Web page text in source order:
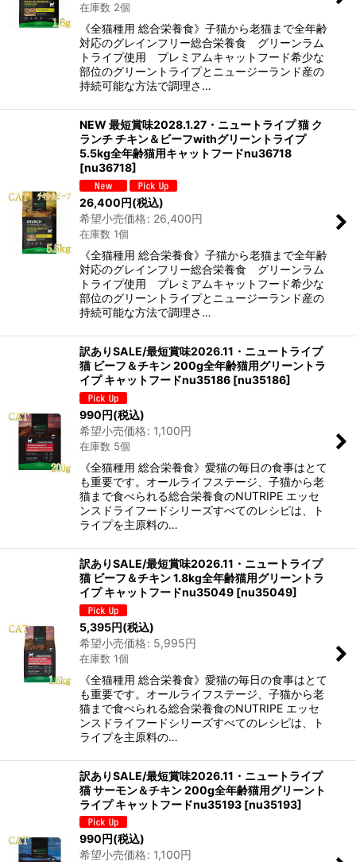
在庫数 2個
《全猫種用 総合栄養食》子猫から老猫まで全年齢
対応のグレインフリー総合栄養食 グリーンラム
トライプ使用 プレミアムキャットフード希少な
部位のグリーントライプとニュージーランド産の
持続可能な方法で調理さ…
NEW 最短賞味2028.1.27・ニュートライプ 猫 ク
ランチ チキン＆ビーフwithグリーントライプ
5.5kg全年齢猫用キャットフードnu36718
[nu36718]
26,400円(税込)
希望小売価格: 26,400円
在庫数 1個
《全猫種用 総合栄養食》子猫から老猫まで全年齢
対応のグレインフリー総合栄養食 グリーンラム
トライプ使用 プレミアムキャットフード希少な
部位のグリーントライプとニュージーランド産の
持続可能な方法で調理さ…
訳ありSALE/最短賞味2026.11・ニュートライプ
猫 ビーフ＆チキン 200g全年齢猫用グリーントラ
イプ キャットフードnu35186 [nu35186]
990円(税込)
希望小売価格: 1,100円
在庫数 5個
《全猫種用 総合栄養食》愛猫の毎日の食事はとて
も重要です。オールライフステージ、子猫から老
猫まで食べられる総合栄養食のNUTRIPE エッセ
ンスドライフードシリーズすべてのレシピは、ト
ライプを主原料の…
訳ありSALE/最短賞味2026.11・ニュートライプ
猫 ビーフ＆チキン 1.8kg全年齢猫用グリーントラ
イプ キャットフードnu35049 [nu35049]
5,395円(税込)
希望小売価格: 5,995円
在庫数 1個
《全猫種用 総合栄養食》愛猫の毎日の食事はとて
も重要です。オールライフステージ、子猫から老
猫まで食べられる総合栄養食のNUTRIPE エッセ
ンスドライフードシリーズすべてのレシピは、ト
ライプを主原料の…
訳ありSALE/最短賞味2026.11・ニュートライプ
猫 サーモン＆チキン 200g全年齢猫用グリーント
ライプ キャットフードnu35193 [nu35193]
990円(税込)
希望小売価格: 1,100円